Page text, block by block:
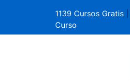
1139 Cursos Gratis
Curso